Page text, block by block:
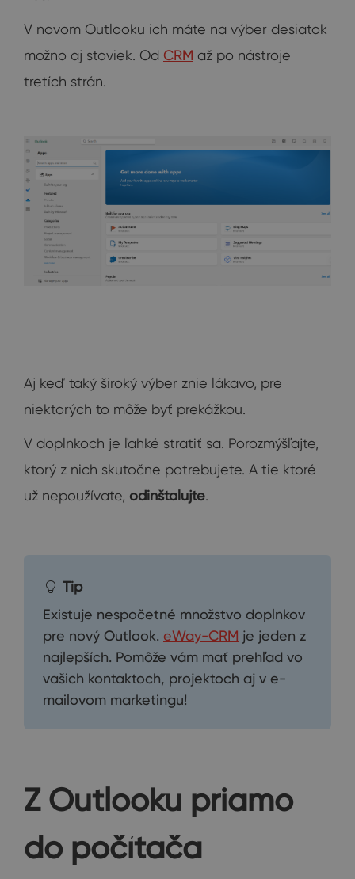
V novom Outlooku ich máte na výber desiatok
možno aj stoviek. Od CRM až po nástroje
tretích strán.
Aj keď taký široký výber znie lákavo, pre
niektorých to môže byť prekážkou.
V doplnkoch je ľahké stratiť sa. Porozmýšľajte,
ktorý z nich skutočne potrebujete. A tie ktoré
už nepoužívate, odinštalujte.
Tip
Existuje nespočetné množstvo doplnkov
pre nový Outlook. eWay-CRM je jeden z
najlepších. Pomôže vám mať prehľad vo
vašich kontaktoch, projektoch aj v e-
mailovom marketingu!
Z Outlooku priamo
do počítača